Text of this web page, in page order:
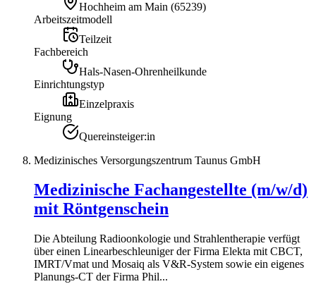
Hochheim am Main (65239)
Arbeitszeitmodell
Teilzeit
Fachbereich
Hals-Nasen-Ohrenheilkunde
Einrichtungstyp
Einzelpraxis
Eignung
Quereinsteiger:in
Medizinisches Versorgungszentrum Taunus GmbH
Medizinische Fachangestellte (m/w/d)
mit Röntgenschein
Die Abteilung Radioonkologie und Strahlentherapie verfügt
über einen Linearbeschleuniger der Firma Elekta mit CBCT,
IMRT/Vmat und Mosaiq als V&R-System sowie ein eigenes
Planungs-CT der Firma Phil...